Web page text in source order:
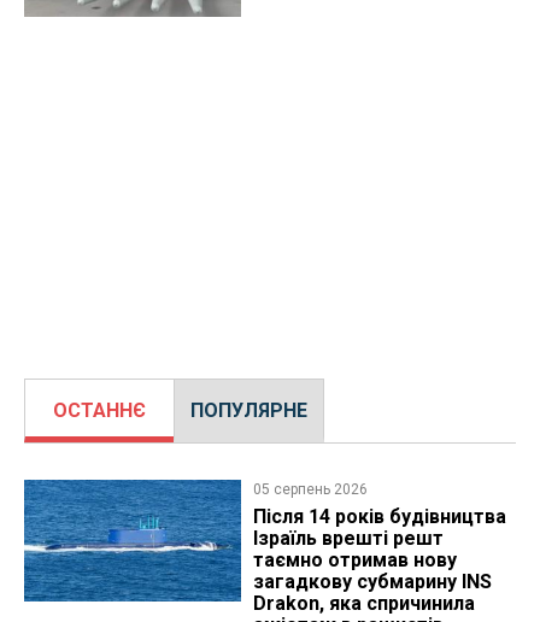
ОСТАННЄ ПОПУЛЯРНЕ
05 серпень 2026
Після 14 років будівництва
Ізраїль врешті решт
таємно отримав нову
загадкову субмарину INS
Drakon, яка спричинила